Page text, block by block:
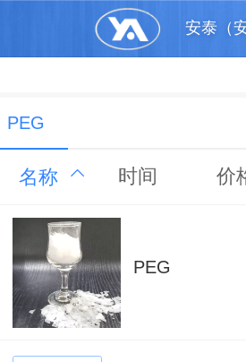
安泰（
PEG
名称 时间 价
PEG